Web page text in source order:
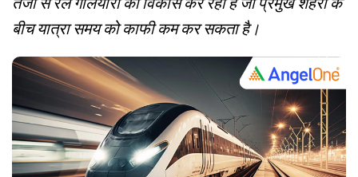
बीच यात्रा समय को काफी कम कर सकता है।